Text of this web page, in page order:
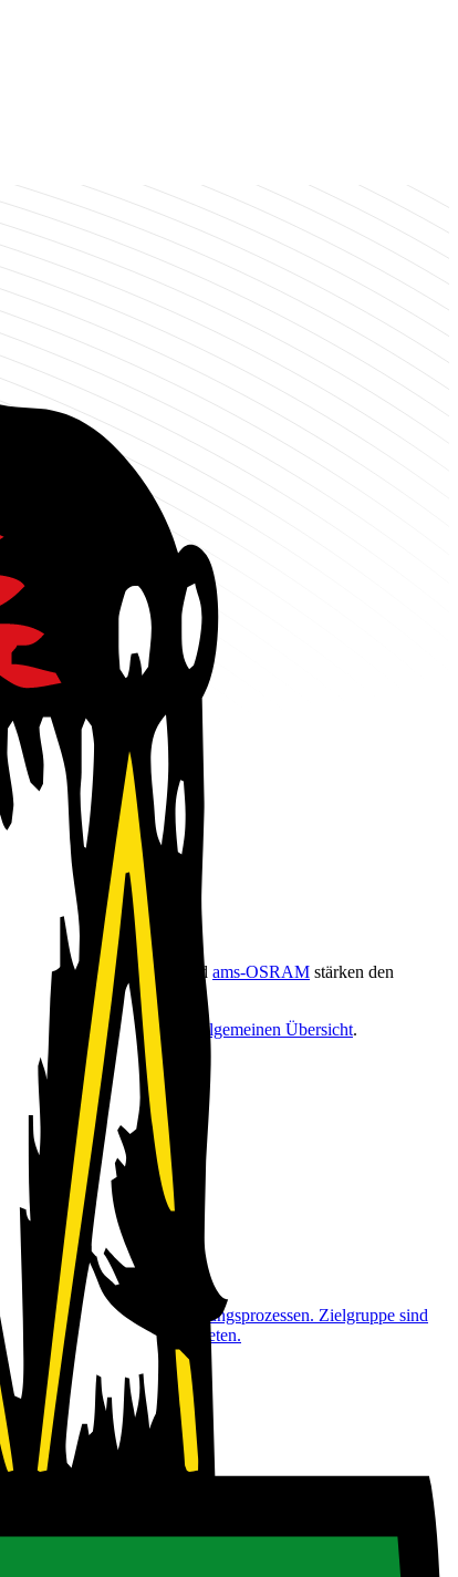
Europas. Infineon und ams-OSRAM stärken den
weiter unten oder in der allgemeinen Übersicht.
Geschäfts- und Verwaltungsprozessen. Zielgruppe sind
stationären Geschäft anbieten.
Wettbewerben. Angeboten werden nicht
Der Antrag muss zwingend vor Projektbeginn gestellt